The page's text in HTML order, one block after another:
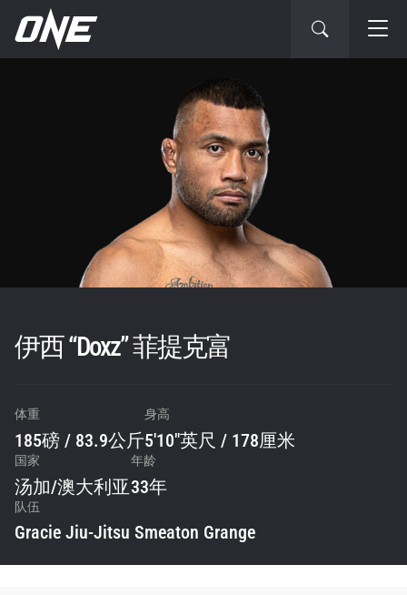
伊西 “Doxz” 菲提克富
体重
185磅 / 83.9公斤
身高
5'10"英尺 / 178厘米
国家
汤加/澳大利亚
年龄
33年
队伍
Gracie Jiu-Jitsu Smeaton Grange